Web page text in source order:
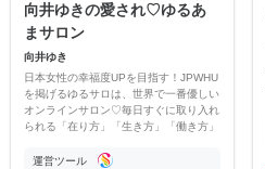
向井ゆきの愛され♡ゆるあ
まサロン
向井ゆき
日本女性の幸福度UPを目指す！JPWHU
を掲げるゆるサロは、世界で一番優しい
オンラインサロン♡毎日すぐに取り入れ
られる「在り方」「生き方」「働き方」
生変えたい方は今すぐゆるサロへ♡
運営ツール